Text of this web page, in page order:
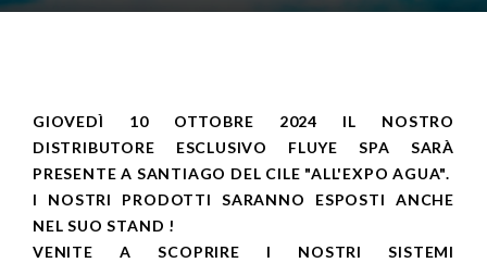
GIOVEDÌ 10 OTTOBRE 2024 IL NOSTRO
DISTRIBUTORE ESCLUSIVO FLUYE SPA SARÀ
PRESENTE A SANTIAGO DEL CILE "ALL'EXPO AGUA".
I NOSTRI PRODOTTI SARANNO ESPOSTI ANCHE
NEL SUO STAND !
VENITE A SCOPRIRE I NOSTRI SISTEMI